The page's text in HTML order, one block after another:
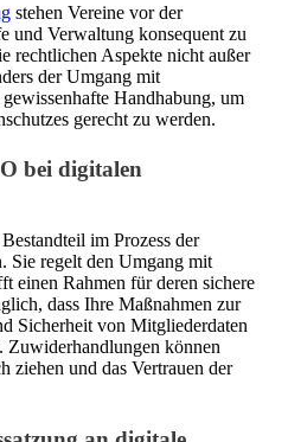
stehen Vereine vor der
und Verwaltung konsequent zu
rechtlichen Aspekte nicht außer
der Umgang mit
Handhabung, um
gerecht zu werden.
bei digitalen
im Prozess der
Sie regelt den Umgang mit
einen Rahmen für deren sichere
dass Ihre Maßnahmen zur
Sicherheit von Mitgliederdaten
Zuwiderhandlungen können
ziehen und das Vertrauen der